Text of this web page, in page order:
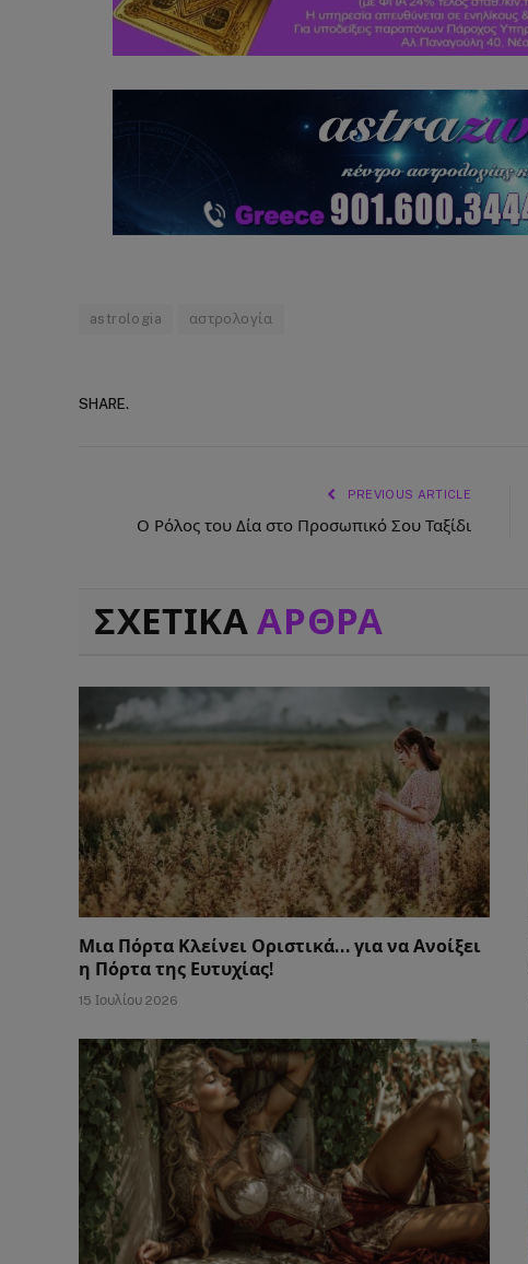
astrologia αστρολογία
SHARE.
PREVIOUS ARTICLE
Ο Ρόλος του Δία στο Προσωπικό Σου Ταξίδι
ΣΧΕΤΙΚΑ ΑΡΘΡΑ
Μια Πόρτα Κλείνει Οριστικά… για να Ανοίξει
η Πόρτα της Ευτυχίας!
15 Ιουλίου 2026